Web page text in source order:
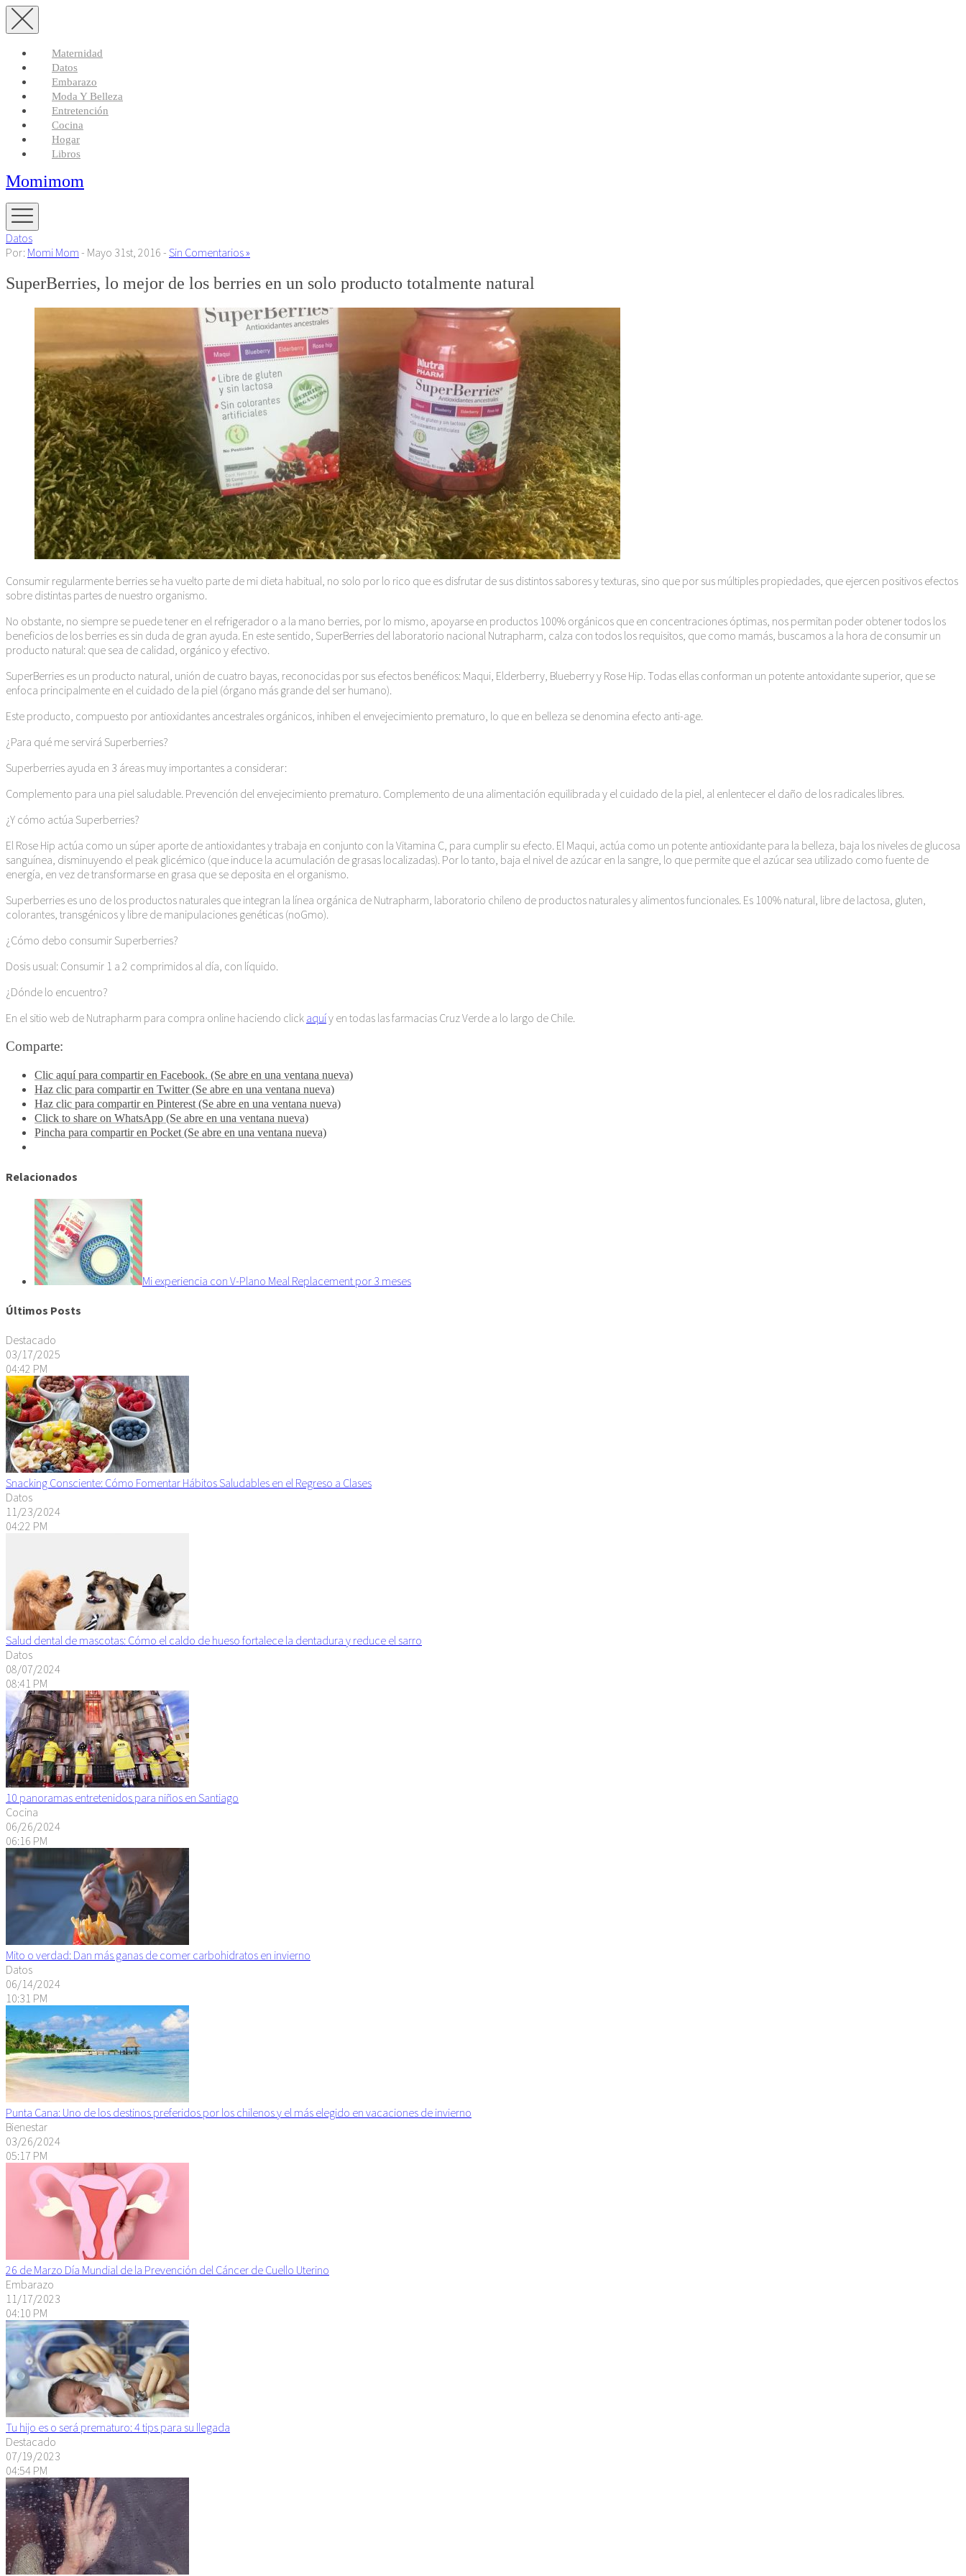
Maternidad
Datos
Embarazo
Moda Y Belleza
Entretención
Cocina
Hogar
Libros
Momimom
Datos
Por: Momi Mom - Mayo 31st, 2016 - Sin Comentarios »
SuperBerries, lo mejor de los berries en un solo producto totalmente natural
Consumir regularmente berries se ha vuelto parte de mi dieta habitual, no solo por lo rico que es disfrutar de sus distintos sabores y texturas, sino que por sus múltiples propiedades, que ejercen positivos efectos
sobre distintas partes de nuestro organismo.
No obstante, no siempre se puede tener en el refrigerador o a la mano berries, por lo mismo, apoyarse en productos 100% orgánicos que en concentraciones óptimas, nos permitan poder obtener todos los
beneficios de los berries es sin duda de gran ayuda. En este sentido, SuperBerries del laboratorio nacional Nutrapharm, calza con todos los requisitos, que como mamás, buscamos a la hora de consumir un
producto natural: que sea de calidad, orgánico y efectivo.
SuperBerries es un producto natural, unión de cuatro bayas, reconocidas por sus efectos benéficos: Maqui, Elderberry, Blueberry y Rose Hip. Todas ellas conforman un potente antoxidante superior, que se
enfoca principalmente en el cuidado de la piel (órgano más grande del ser humano).
Este producto, compuesto por antioxidantes ancestrales orgánicos, inhiben el envejecimiento prematuro, lo que en belleza se denomina efecto anti-age.
¿Para qué me servirá Superberries?
Superberries ayuda en 3 áreas muy importantes a considerar:
Complemento para una piel saludable. Prevención del envejecimiento prematuro. Complemento de una alimentación equilibrada y el cuidado de la piel, al enlentecer el daño de los radicales libres.
¿Y cómo actúa Superberries?
El Rose Hip actúa como un súper aporte de antioxidantes y trabaja en conjunto con la Vitamina C, para cumplir su efecto. El Maqui, actúa como un potente antioxidante para la belleza, baja los niveles de glucosa
sanguínea, disminuyendo el peak glicémico (que induce la acumulación de grasas localizadas). Por lo tanto, baja el nivel de azúcar en la sangre, lo que permite que el azúcar sea utilizado como fuente de
energía, en vez de transformarse en grasa que se deposita en el organismo.
Superberries es uno de los productos naturales que integran la línea orgánica de Nutrapharm, laboratorio chileno de productos naturales y alimentos funcionales. Es 100% natural, libre de lactosa, gluten,
colorantes, transgénicos y libre de manipulaciones genéticas (noGmo).
¿Cómo debo consumir Superberries?
Dosis usual: Consumir 1 a 2 comprimidos al día, con líquido.
¿Dónde lo encuentro?
En el sitio web de Nutrapharm para compra online haciendo click aquíy en todas las farmacias Cruz Verde a lo largo de Chile.
Comparte:
Clic aquí para compartir en Facebook. (Se abre en una ventana nueva)
Haz clic para compartir en Twitter (Se abre en una ventana nueva)
Haz clic para compartir en Pinterest (Se abre en una ventana nueva)
Click to share on WhatsApp (Se abre en una ventana nueva)
Pincha para compartir en Pocket (Se abre en una ventana nueva)
Relacionados
Mi experiencia con V-Plano Meal Replacement por 3 meses
Últimos Posts
Destacado
03/17/2025
04:42 PM
Snacking Consciente: Cómo Fomentar Hábitos Saludables en el Regreso a Clases
Datos
11/23/2024
04:22 PM
Salud dental de mascotas: Cómo el caldo de hueso fortalece la dentadura y reduce el sarro
Datos
08/07/2024
08:41 PM
10 panoramas entretenidos para niños en Santiago
Cocina
06/26/2024
06:16 PM
Mito o verdad: Dan más ganas de comer carbohidratos en invierno
Datos
06/14/2024
10:31 PM
Punta Cana: Uno de los destinos preferidos por los chilenos y el más elegido en vacaciones de invierno
Bienestar
03/26/2024
05:17 PM
26 de Marzo Día Mundial de la Prevención del Cáncer de Cuello Uterino
Embarazo
11/17/2023
04:10 PM
Tu hijo es o será prematuro: 4 tips para su llegada
Destacado
07/19/2023
04:54 PM